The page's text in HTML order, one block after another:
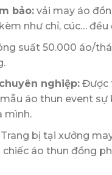
bảo:vải may áo
như chỉ, cúc…
suất 50.000 áo/
nghiệp:Được
áo thun event
mình.
bị tại xưởng
áo thun đồng